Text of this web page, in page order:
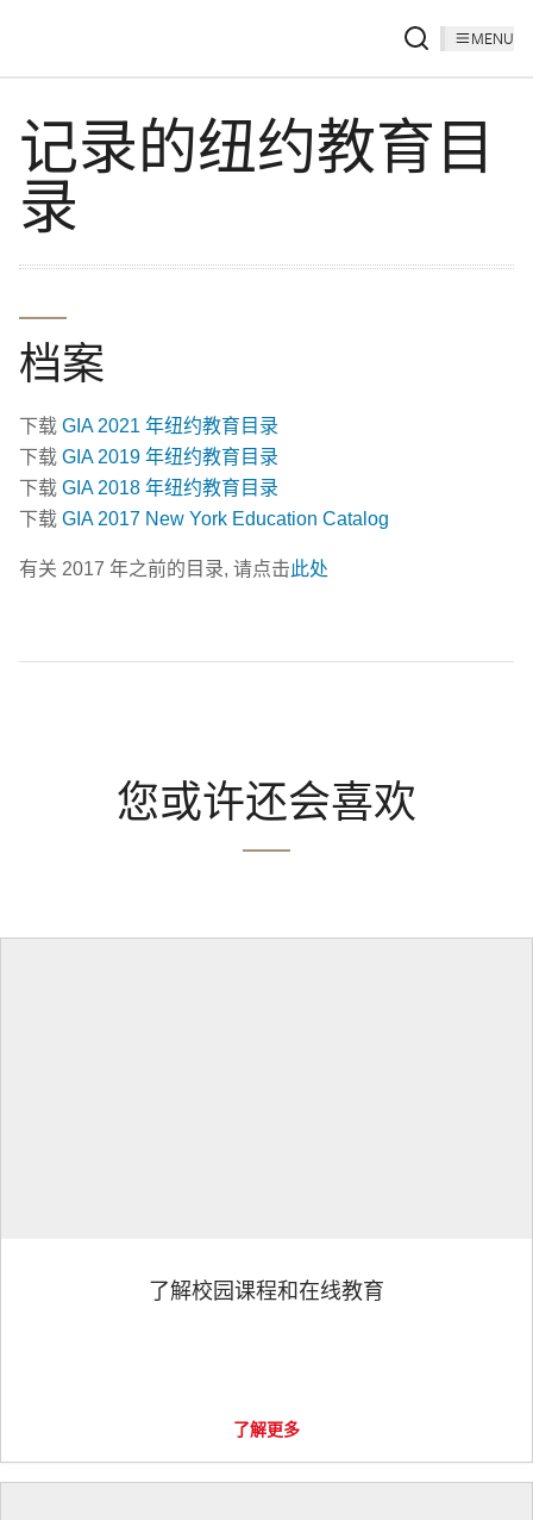
MENU
记录的纽约教育目
录
档案
下载 GIA 2021 年纽约教育目录
下载 GIA 2019 年纽约教育目录
下载 GIA 2018 年纽约教育目录
下载 GIA 2017 New York Education Catalog
有关 2017 年之前的目录, 请点击此处
您或许还会喜欢
了解校园课程和在线教育
了解更多